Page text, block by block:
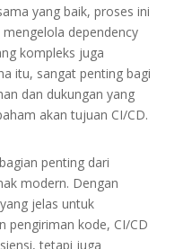
yang baik, proses ini
dependency
kompleks juga
itu, sangat penting bagi
dan dukungan yang
akan tujuan CI/CD.
penting dari
modern. Dengan
jelas untuk
pengiriman kode, CI/CD
tetapi juga